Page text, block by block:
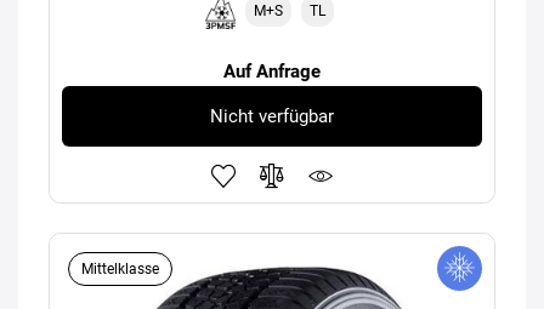
M+S TL
Auf Anfrage
Nicht verfügbar
Mittelklasse